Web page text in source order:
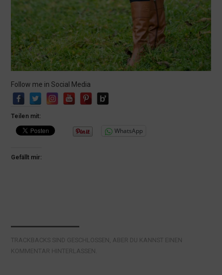
Follow me in Social Media
Teilen mit:
WhatsApp
Gefällt mir:
TRACKBACKS SIND GESCHLOSSEN, ABER DU KANNST EINEN
KOMMENTAR HINTERLASSEN